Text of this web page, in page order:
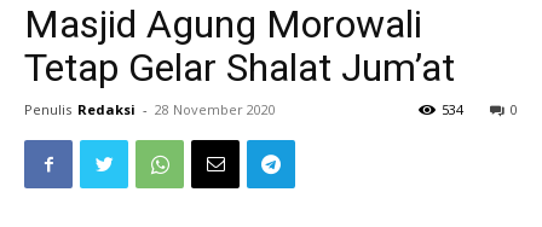
Masjid Agung Morowali
Tetap Gelar Shalat Jum’at
Penulis Redaksi - 28 November 2020 0
534